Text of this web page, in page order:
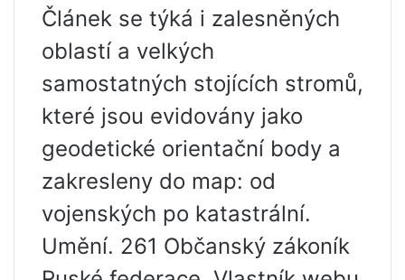
Článek se týká i zalesněných
oblastí a velkých
samostatných stojících stromů,
které jsou evidovány jako
geodetické orientační body a
zakresleny do map: od
vojenských po katastrální.
Umění. 261 Občanský zákoník